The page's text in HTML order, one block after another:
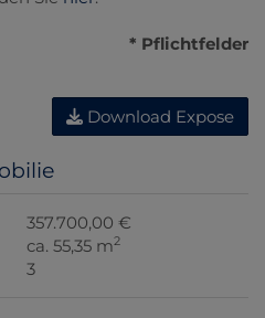
* Pflichtfelder
Download Expose
357.700,00 €
ca. 55,35 m2
3